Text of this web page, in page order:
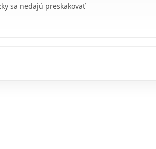
sa nedajú preskakovať